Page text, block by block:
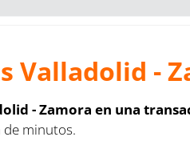
Valladolid -
- Zamora en una
de minutos.